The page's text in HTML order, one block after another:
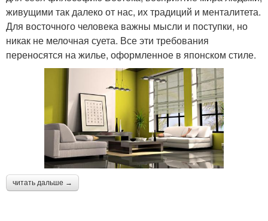
живущими так далеко от нас, их традиций и менталитета.
Для восточного человека важны мысли и поступки, но
никак не мелочная суета. Все эти требования
переносятся на жилье, оформленное в японском стиле.
читать дальше →